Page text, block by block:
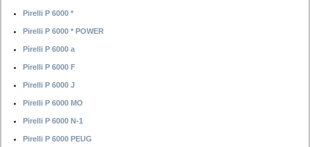
Pirelli P 6000 *
Pirelli P 6000 * POWER
Pirelli P 6000 a
Pirelli P 6000 F
Pirelli P 6000 J
Pirelli P 6000 MO
Pirelli P 6000 N-1
Pirelli P 6000 PEUG